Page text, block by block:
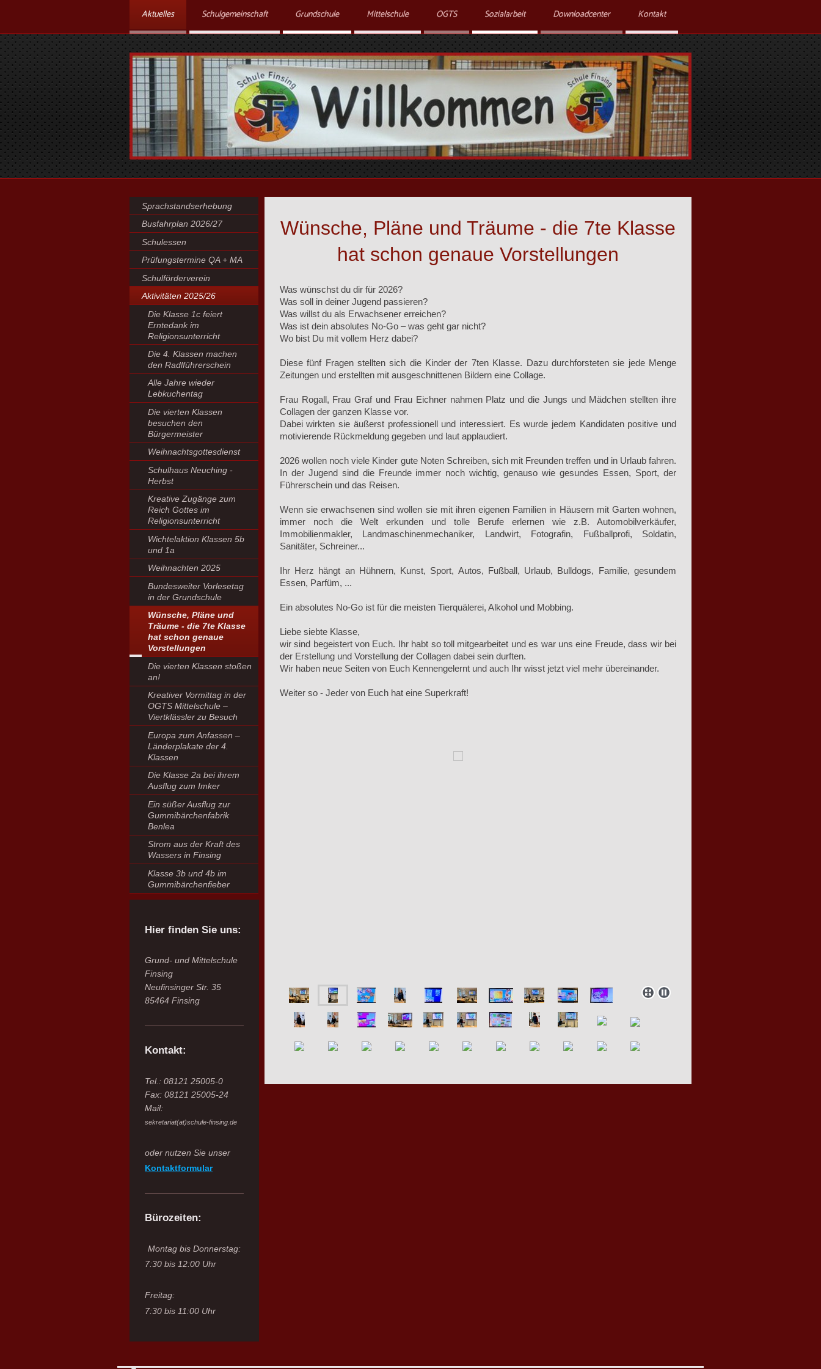
Aktuelles Schulgemeinschaft Grundschule Mittelschule OGTS Sozialarbeit Downloadcenter Kontakt
Sprachstandserhebung
Busfahrplan 2026/27
Schulessen
Prüfungstermine QA + MA
Schulförderverein
Aktivitäten 2025/26
Die Klasse 1c feiert
Erntedank im
Religionsunterricht
Die 4. Klassen machen
den Radlführerschein
Alle Jahre wieder
Lebkuchentag
Die vierten Klassen
besuchen den
Bürgermeister
Weihnachtsgottesdienst
Schulhaus Neuching -
Herbst
Kreative Zugänge zum
Reich Gottes im
Religionsunterricht
Wichtelaktion Klassen 5b
und 1a
Weihnachten 2025
Bundesweiter Vorlesetag
in der Grundschule
Wünsche, Pläne und
Träume - die 7te Klasse
hat schon genaue
Vorstellungen
Die vierten Klassen stoßen
an!
Kreativer Vormittag in der
OGTS Mittelschule –
Viertklässler zu Besuch
Europa zum Anfassen –
Länderplakate der 4.
Klassen
Die Klasse 2a bei ihrem
Ausflug zum Imker
Ein süßer Ausflug zur
Gummibärchenfabrik
Benlea
Strom aus der Kraft des
Wassers in Finsing
Klasse 3b und 4b im
Gummibärchenfieber
Wünsche, Pläne und Träume - die 7te Klasse
hat schon genaue Vorstellungen
Was wünschst du dir für 2026?
Was soll in deiner Jugend passieren?
Was willst du als Erwachsener erreichen?
Was ist dein absolutes No-Go – was geht gar nicht?
Wo bist Du mit vollem Herz dabei?
Diese fünf Fragen stellten sich die Kinder der 7ten Klasse. Dazu durchforsteten sie jede Menge
Zeitungen und erstellten mit ausgeschnittenen Bildern eine Collage.
Frau Rogall, Frau Graf und Frau Eichner nahmen Platz und die Jungs und Mädchen stellten ihre
Collagen der ganzen Klasse vor.
Dabei wirkten sie äußerst professionell und interessiert. Es wurde jedem Kandidaten positive und
motivierende Rückmeldung gegeben und laut applaudiert.
2026 wollen noch viele Kinder gute Noten Schreiben, sich mit Freunden treffen und in Urlaub fahren.
In der Jugend sind die Freunde immer noch wichtig, genauso wie gesundes Essen, Sport, der
Führerschein und das Reisen.
Wenn sie erwachsenen sind wollen sie mit ihren eigenen Familien in Häusern mit Garten wohnen,
immer noch die Welt erkunden und tolle Berufe erlernen wie z.B. Automobilverkäufer,
Immobilienmakler, Landmaschinenmechaniker, Landwirt, Fotografin, Fußballprofi, Soldatin,
Sanitäter, Schreiner...
Ihr Herz hängt an Hühnern, Kunst, Sport, Autos, Fußball, Urlaub, Bulldogs, Familie, gesundem
Essen, Parfüm, ...
Ein absolutes No-Go ist für die meisten Tierquälerei, Alkohol und Mobbing.
Liebe siebte Klasse,
wir sind begeistert von Euch. Ihr habt so toll mitgearbeitet und es war uns eine Freude, dass wir bei
der Erstellung und Vorstellung der Collagen dabei sein durften.
Wir haben neue Seiten von Euch Kennengelernt und auch Ihr wisst jetzt viel mehr übereinander.
Weiter so - Jeder von Euch hat eine Superkraft!
Hier finden Sie uns:
Grund- und Mittelschule
Finsing
Neufinsinger Str. 35
85464 Finsing
Kontakt:
Tel.: 08121 25005-0
Fax: 08121 25005-24
Mail:
sekretariat(at)schule-finsing.de
oder nutzen Sie unser
Kontaktformular
Bürozeiten:
Montag bis Donnerstag:
7:30 bis 12:00 Uhr
Freitag:
7:30 bis 11:00 Uhr